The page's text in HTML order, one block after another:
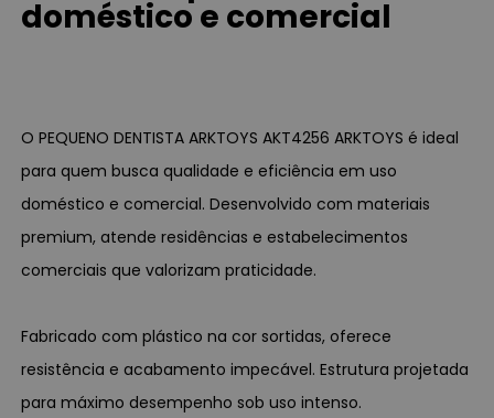
doméstico e comercial
O PEQUENO DENTISTA ARKTOYS AKT4256 ARKTOYS é ideal
para quem busca qualidade e eficiência em uso
doméstico e comercial. Desenvolvido com materiais
premium, atende residências e estabelecimentos
comerciais que valorizam praticidade.
Fabricado com plástico na cor sortidas, oferece
resistência e acabamento impecável. Estrutura projetada
para máximo desempenho sob uso intenso.